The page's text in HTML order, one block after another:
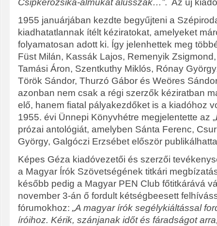
Csipkerózsika-álmukat alusszák…”. Az új kiadó
1955 januárjában kezdte begyűjteni a
kiadhatatlannak ítélt kéziratokat, amelyeket
folyamatosan adott ki. Így jelenhettek meg
Füst Milán, Kassák Lajos, Remenyik
Tamási Áron, Szentkuthy Miklós, Rónay
Török Sándor, Thurzó Gábor és Weöres
azonban nem csak a régi szerzők kéziratban
elő, hanem fiatal pályakezdőket is a kiadóhoz
1955. évi Ünnepi Könyvhétre megjelentette az „
prózai antológiát, amelyben Sánta Ferenc,
György, Galgóczi Erzsébet először
Képes Géza kiadóvezetői és szerzői
a Magyar Írók Szövetségének titkári
később pedig a Magyar PEN Club főtitkárává
november 3-án ő fordult kétségbeesett
fórumokhoz: „A magyar írók segélykiáltással
íróihoz. Kérik, szánjanak időt és fáradságot